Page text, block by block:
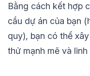
Bằng cách kết hợp
cầu dự án của bạn
quy), bạn có thể
thử mạnh mẽ và linh